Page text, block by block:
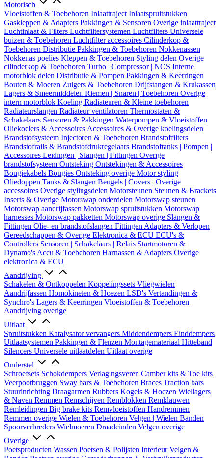
Motorisch
Vloeistoffen & Toebehoren Inlaattraject Inlaatspruitstukken
Gaskleppen & Adapters Pakkingen & Sensoren Overige inlaattraject
Luchtinlaat & Filters Luchtfiltersystemen Luchtfilters Universele
buizen & Toebehoren Luchtfilter accessoires Cilinderkop &
Toebehoren Distributie Pakkingen & Toebehoren Nokkenassen
Nokkenas poelies Kleppen & Toebehoren Styling delen Overige
cilinderkop & Toebehoren Turbo | Compressor | NOS Interne
motorblok delen Distributie & Pompen Pakkingen & Keerringen
Bouten & Moeren Zuigers & Toebehoren Drijfstangen & Krukassen
Lagers & Smeermiddelen Riemen | Snaren | Toebehoren Overige
intern motorblok Koeling Radiateuren & Kleine toebehoren
Radiateurslangen Radiateur ventilatoren Thermostaten &
Schakelaars Sensoren & Pakkingen Waterpompen & Vloeistoffen
Oliekoelers & Accessoires Accessoires & Overige koelingsdelen
Brandstofsysteem Injectoren & Toebehoren Brandstoffilters
Brandstofrails & Brandstofdrukregelaars Brandstoftanks | Pompen |
Accessoires Leidingen | Slangen | Fittingen Overige
brandstofsysteem Ontsteking Ontstekingen & Accessoires
Bougiekabels Bougies Ontsteking overige Motor styling
Oliedoppen Tanks & Slangen Beugels | Covers | Overige
accessoires Overige stylingsdelen Motorsteunen Steunen & Brackets
Inserts & Overige Motorswap onderdelen Motorswap steunen
Motorswap aandrijfassen Motorswap spruitstukken Motorswap
harnesses Motorswap pakketten Motorswap overige Slangen &
Fittingen Olie- en brandstofslangen Fittingen Adapters & Verlopen
Gereedschappen & Overige Elektronica & ECU ECU's &
Controllers Sensoren | Schakelaars | Relais Startmotoren &
Dynamo's Accu & Toebehoren Harnassen & Adapters Overige
elektronica & ECU
Aandrijving
Schakelen & Ontkoppelen Koppelingssets Vliegwielen
Aandrijfassen Homokineten & Hoezen LSD's Vertandingen &
Synchro's Lagers & Keerringen Vloeistoffen & Toebehoren
Aandrijving overige
Uitlaat
Spruitstukken Katalysator vervangers Middendempers Einddempers
Uitlaatsystemen Pakkingen & Flenzen Montagemateriaal Hitteband
Silencers Universele uitlaatdelen Uitlaat overige
Onderstel
Schroefsets Schokdempers Verlagingsveren Camber kits & Toe kits
Veerpootbruggen Sway bars & Toebehoren Braces Traction bars
Stuurinrichting Draagarmen Rubbers Kogels & Hoezen Wiellagers
& Naven Remmen Remschijven Remblokken Remklauwen
Remleidingen Big brake kits Remvloeistoffen Handremmen
Remmen overige Wielen & Toebehoren Velgen | Wielen Banden
Spoorverbreders Wielmoeren Draadeinden Velgen overige
Overige
Poetsproducten Wassen Poetsen & Polijsten InterieurVelgen &